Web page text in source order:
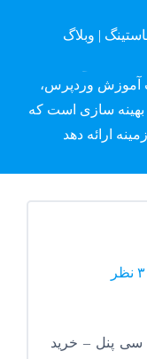
دِو
آموزش وردپرس،
بهینه سازی است که
۳ نظر
سی پنل – خرید